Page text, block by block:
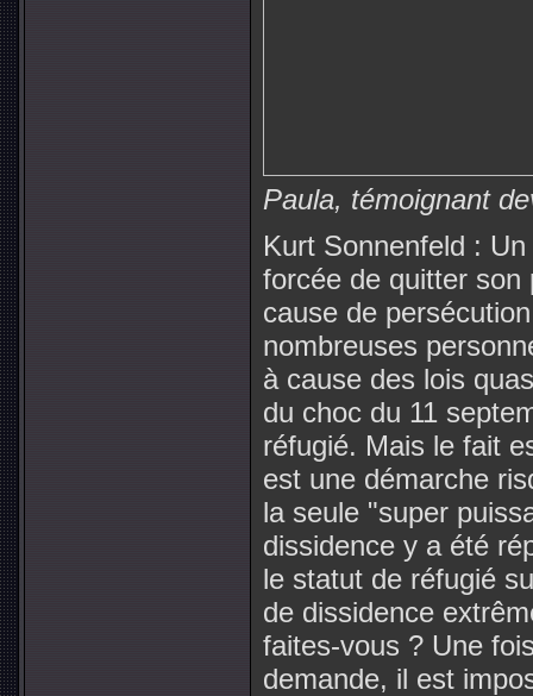
Paula, témoignant
Kurt Sonnenfeld :
forcée de quitter son
cause de
nombreuses
à cause des lois
du choc du 11
réfugié. Mais le fait
est une démarche
la seule "super
dissidence y a été
le statut de réfugié
de dissidence
faites-vous ? Une
demande, il est